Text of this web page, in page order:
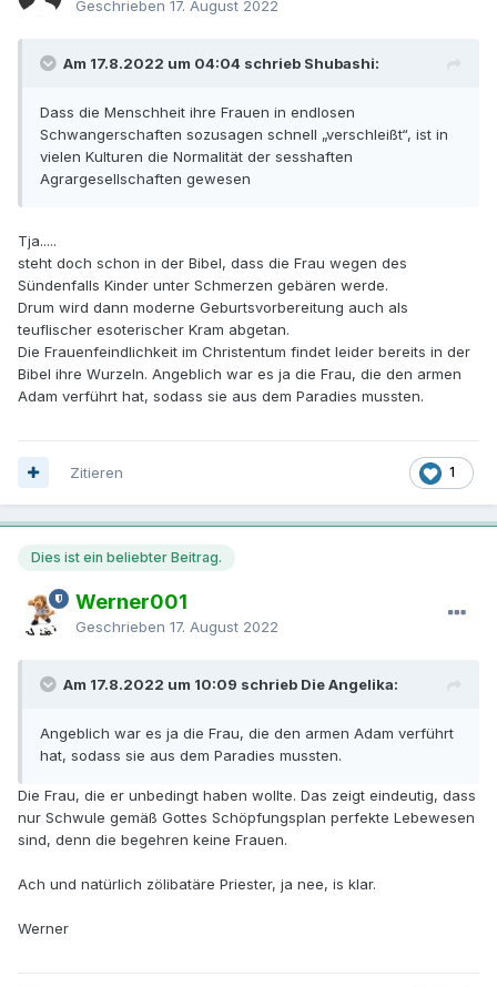
Geschrieben 17. August 2022
Am 17.8.2022 um 04:04 schrieb Shubashi:
Dass die Menschheit ihre Frauen in endlosen
Schwangerschaften sozusagen schnell „verschleißt“, ist in
vielen Kulturen die Normalität der sesshaften
Agrargesellschaften gewesen
Tja.....
steht doch schon in der Bibel, dass die Frau wegen des
Sündenfalls Kinder unter Schmerzen gebären werde.
Drum wird dann moderne Geburtsvorbereitung auch als
teuflischer esoterischer Kram abgetan.
Die Frauenfeindlichkeit im Christentum findet leider bereits in der
Bibel ihre Wurzeln. Angeblich war es ja die Frau, die den armen
Adam verführt hat, sodass sie aus dem Paradies mussten.
1
Zitieren
Dies ist ein beliebter Beitrag.
Werner001
Geschrieben 17. August 2022
Am 17.8.2022 um 10:09 schrieb Die Angelika:
Angeblich war es ja die Frau, die den armen Adam verführt
hat, sodass sie aus dem Paradies mussten.
Die Frau, die er unbedingt haben wollte. Das zeigt eindeutig, dass
nur Schwule gemäß Gottes Schöpfungsplan perfekte Lebewesen
sind, denn die begehren keine Frauen.
Ach und natürlich zölibatäre Priester, ja nee, is klar.
Werner